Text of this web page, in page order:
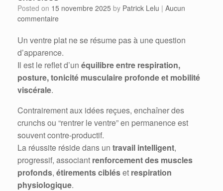
Posted on 15 novembre 2025 by Patrick Lelu | Aucun
commentaire
Un ventre plat ne se résume pas à une question
d’apparence.
Il est le reflet d’un équilibre entre respiration,
posture, tonicité musculaire profonde et mobilité
viscérale.
Contrairement aux idées reçues, enchaîner des
crunchs ou “rentrer le ventre” en permanence est
souvent contre-productif.
La réussite réside dans un travail intelligent,
progressif, associant renforcement des muscles
profonds, étirements cibléset respiration
physiologique.